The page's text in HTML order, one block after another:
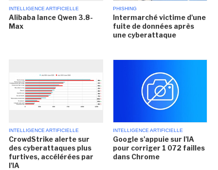
INTELLIGENCE ARTIFICIELLE
Alibaba lance Qwen 3.8-
Max
PHISHING
Intermarché victime d'une
fuite de données après
une cyberattaque
INTELLIGENCE ARTIFICIELLE
CrowdStrike alerte sur
des cyberattaques plus
furtives, accélérées par
l'IA
INTELLIGENCE ARTIFICIELLE
Google s'appuie sur l'IA
pour corriger 1 072 failles
dans Chrome